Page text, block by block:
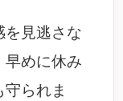
を見逃さな
早めに休み
られま